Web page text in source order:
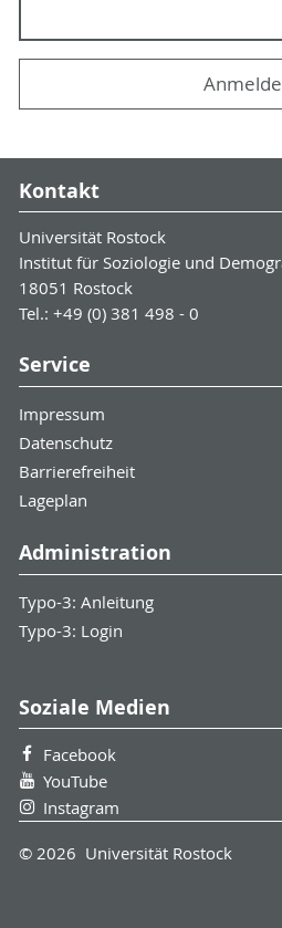
Kontakt
Universität Rostock
Institut für Soziologie und
18051 Rostock
Tel.: +49 (0) 381 498 - 0
Service
Impressum
Datenschutz
Barrierefreiheit
Lageplan
Administration
Typo-3: Anleitung
Typo-3: Login
Soziale Medien
Facebook
YouTube
Instagram
© 2026 Universität Rostock